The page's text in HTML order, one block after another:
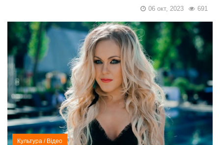
691
06 окт, 2023
Культура / Відео